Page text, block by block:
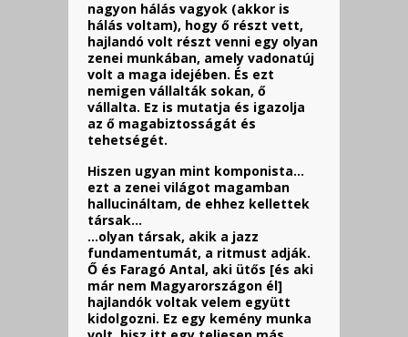
nagyon hálás vagyok (akkor is
hálás voltam), hogy ő részt vett,
hajlandó volt részt venni egy olyan
zenei munkában, amely vadonatúj
volt a maga idejében. És ezt
nemigen vállalták sokan, ő
vállalta. Ez is mutatja és igazolja
az ő magabiztosságát és
tehetségét.
Hiszen ugyan mint komponista…
ezt a zenei világot magamban
hallucináltam, de ehhez kellettek
társak…
…olyan társak, akik a jazz
fundamentumát, a ritmust adják.
Ő és Faragó Antal, aki ütős [és aki
már nem Magyarországon él]
hajlandók voltak velem együtt
kidolgozni. Ez egy kemény munka